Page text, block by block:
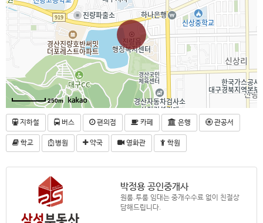
250m
지하철 버스 편의점 카페 은행 관공서
학교 병원 약국 영화관 학원
박정용 공인중개사
원룸.투룸 임대는 중개수수료 없이 친절상
담해드립니다.